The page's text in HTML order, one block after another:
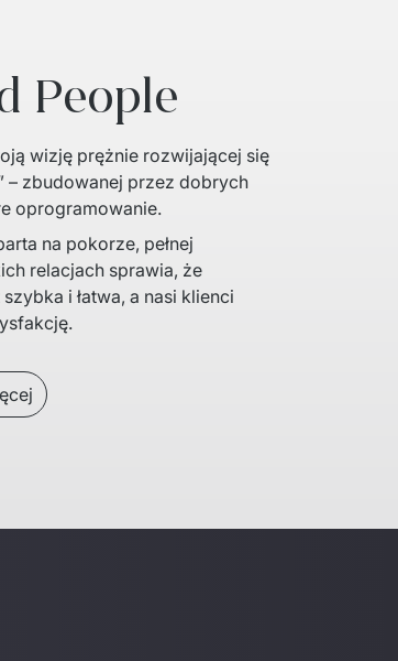
People
wizję prężnie rozwijającej się
– zbudowanej przez dobrych
oprogramowanie.
na pokorze, pełnej
relacjach sprawia, że
i łatwa, a nasi klienci